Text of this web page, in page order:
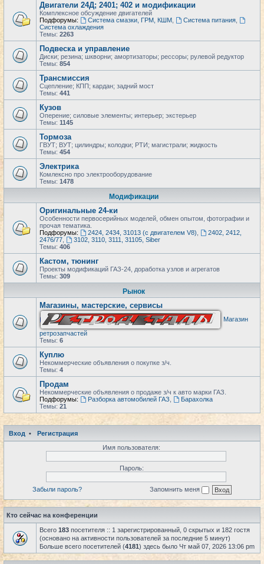
Двигатели 24Д; 2401; 402 и модификации
Комплексное обсуждение двигателей
Подфорумы:
Система смазки, ГРМ, КШМ, Система питания,
Система охлаждения
Темы: 2263
Подвеска и управление
Диски; резина; шкворни; амортизаторы; рессоры; рулевой редуктор
Темы: 854
Трансмиссия
Сцепление; КПП; кардан; задний мост
Темы: 441
Кузов
Оперение; силовые элементы; интерьер; экстерьер
Темы: 1145
Тормоза
ГВУТ; ВУТ; цилиндры; колодки; РТИ; магистрали; жидкость
Темы: 454
Электрика
Комлексно про электрооборудование
Темы: 1478
Модификации
Оригинальные 24-ки
Особенности первосерийных моделей, обмен опытом, фотографии и
прочая тематика.
Подфорумы:
2424, 2434, 31013 (с двигателем V8)
2402, 2412,
2476/77
3102, 3110, 3111, 31105, Siber
Темы: 406
Кастом, тюнинг
Проекты модификаций ГАЗ-24, доработка узлов и агрегатов
Темы: 309
Рынок
Магазины, мастерские, сервисы
Магазин
ретрозапчастей
Темы: 6
Куплю
Некоммерческие объявления о покупке з/ч.
Темы: 4
Продам
Некоммерческие объявления о продаже з/ч к авто марки ГАЗ.
Подфорумы:
Разборка автомобилей ГАЗ
Барахолка
Темы: 21
Вход •
Регистрация
Имя пользователя:
Пароль:
Забыли пароль? Запомнить меня
Кто сейчас на конференции
Всего 183 посетителя :: 1 зарегистрированный, 0 скрытых и 182 гостя
(основано на активности пользователей за последние 5 минут)
Больше всего посетителей (4181) здесь было Чт май 07, 2026 13:06 pm